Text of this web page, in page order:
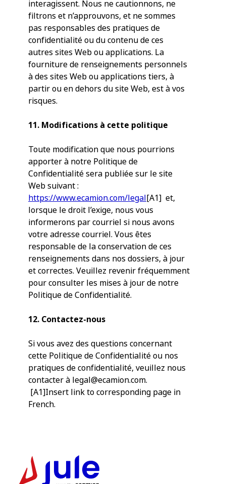
interagissent. Nous ne cautionnons, ne
filtrons et n’approuvons, et ne sommes
pas responsables des pratiques de
confidentialité ou du contenu de ces
autres sites Web ou applications. La
fourniture de renseignements personnels
à des sites Web ou applications tiers, à
partir ou en dehors du site Web, est à vos
risques.
11. Modifications à cette politique
Toute modification que nous pourrions
apporter à notre Politique de
Confidentialité sera publiée sur le site
Web suivant :
https://www.ecamion.com/legal[A1] et,
lorsque le droit l’exige, nous vous
informerons par courriel si nous avons
votre adresse courriel. Vous êtes
responsable de la conservation de ces
renseignements dans nos dossiers, à jour
et correctes. Veuillez revenir fréquemment
pour consulter les mises à jour de notre
Politique de Confidentialité.
12. Contactez-nous
Si vous avez des questions concernant
cette Politique de Confidentialité ou nos
pratiques de confidentialité, veuillez nous
contacter à legal@ecamion.com.
[A1]Insert link to corresponding page in
French.